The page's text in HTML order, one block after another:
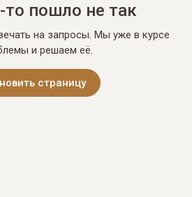
то пошло не так
на запросы. Мы уже в курсе
и решаем её.
страницу